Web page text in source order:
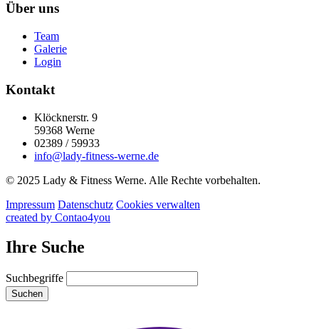
Über uns
Team
Galerie
Login
Kontakt
Klöcknerstr. 9
59368 Werne
02389 / 59933
info@lady-fitness-werne.de
© 2025 Lady & Fitness Werne. Alle Rechte vorbehalten.
Impressum Datenschutz Cookies verwalten
created by Contao4you
Ihre Suche
Suchbegriffe
Suchen